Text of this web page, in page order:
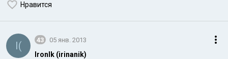
Нравится
I( 43 05 янв. 2013
IronIk (irinanik)